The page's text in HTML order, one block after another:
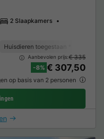
2 Slaapkamers
Huisdieren toegestaan *
Aanbevolen prijs:€ 335
-8% € 307,50
op basis van 2 personen